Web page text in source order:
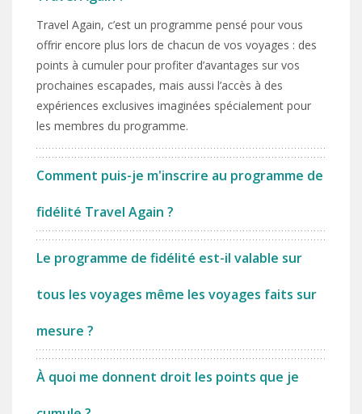
Travel Again, c’est un programme pensé pour vous
offrir encore plus lors de chacun de vos voyages : des
points à cumuler pour profiter d’avantages sur vos
prochaines escapades, mais aussi l’accès à des
expériences exclusives imaginées spécialement pour
les membres du programme.
Comment puis-je m'inscrire au programme de
fidélité Travel Again ?
Le programme de fidélité est-il valable sur
tous les voyages même les voyages faits sur
mesure ?
À quoi me donnent droit les points que je